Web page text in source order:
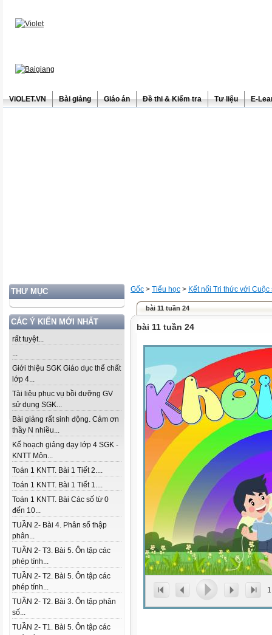
ViOLET.VN Bài giảng Giáo án Đề thi & Kiểm tra Tư liệu E-
THƯ MỤC
CÁC Ý KIẾN MỚI NHẤT
rất tuyệt...
...
Giới thiệu SGK Giáo dục thể chất
lớp 4...
Tài liệu phục vụ bồi dưỡng GV
sử dụng SGK...
Bài giảng rất sinh động. Cảm ơn
thầy N nhiều...
Kế hoạch giảng dạy lớp 4 SGK -
KNTT Môn...
Toán 1 KNTT. Bài 1 Tiết 2....
Toán 1 KNTT. Bài 1 Tiết 1....
Toán 1 KNTT. Bài Các số từ 0
đến 10...
TUẦN 2- Bài 4. Phân số thập
phân...
TUẦN 2- T3. Bài 5. Ôn tập các
phép tính...
TUẦN 2- T2. Bài 5. Ôn tập các
phép tính...
TUẦN 2- T2. Bài 3. Ôn tập phân
số...
TUẦN 2- T1. Bài 5. Ôn tập các
Gốc > Tiểu học > Kết nối Tri thức với Cuộc
bài 11 tuần 24
bài 11 tuần 24
1